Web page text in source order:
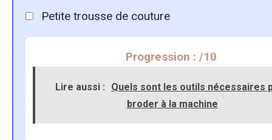
Petite trousse de couture
Progression : /10
Lire aussi :
Quels sont les outils nécessaires
broder à la machine